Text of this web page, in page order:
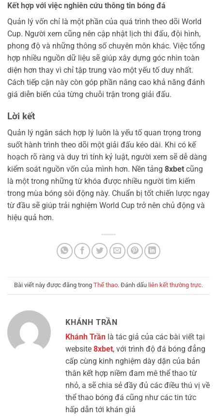
Kết hợp với việc nghiên cứu thông tin bóng đá
Quản lý vốn chỉ là một phần của quá trình theo dõi World
Cup. Người xem cũng nên cập nhật lịch thi đấu, đội hình,
phong độ và những thông số chuyên môn khác. Việc tổng
hợp nhiều nguồn dữ liệu sẽ giúp xây dựng góc nhìn toàn
diện hơn thay vì chỉ tập trung vào một yếu tố duy nhất.
Cách tiếp cận này còn góp phần nâng cao khả năng đánh
giá diễn biến của từng chuỗi trận trong giải đấu.
Lời kết
Quản lý ngân sách hợp lý luôn là yếu tố quan trọng trong
suốt hành trình theo dõi một giải đấu kéo dài. Khi có kế
hoạch rõ ràng và duy trì tính kỷ luật, người xem sẽ dễ dàng
kiểm soát nguồn vốn của mình hơn. Nền tảng 8xbet cũng
là một trong những từ khóa được nhiều người tìm kiếm
trong mùa bóng sôi động này. Chuẩn bị tốt chiến lược ngay
từ đầu sẽ giúp trải nghiệm World Cup trở nên chủ động và
hiệu quả hơn.
Bài viết này được đăng trong Thể thao. Đánh dấu liên kết thường trực.
KHÁNH TRẦN
Khánh Trần là tác giả của các bài viết tại
website 8xbet, với trình độ đá bóng đẳng
cấp cùng kinh nghiệm dày dặn của bản
thân kết hợp niềm đam mê thể thao từ
nhỏ, a sẽ chia sẻ đầy đủ các điều thú vị về
thể thao bóng đá cũng như các tin tức
hấp dẫn tới khán giả